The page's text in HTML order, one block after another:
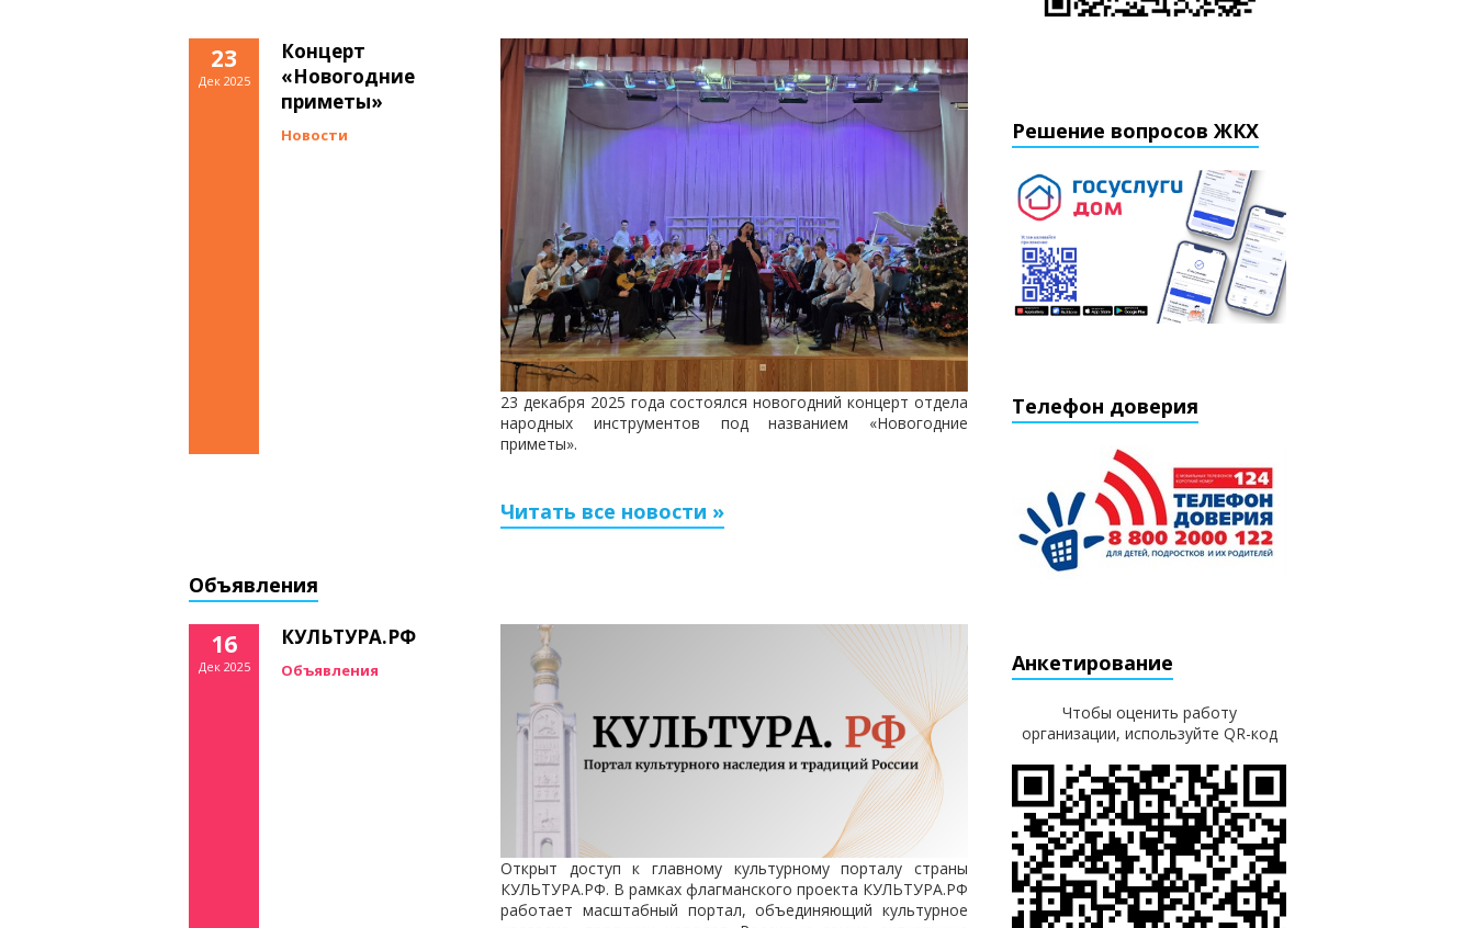
23
Дек 2025
Концерт
«Новогодние
приметы»
Новости
23 декабря 2025 года состоялся новогодний концерт отдела
народных инструментов под названием «Новогодние
приметы».
Читать все новости »
Объявления
16
Дек 2025
КУЛЬТУРА.РФ
Объявления
Открыт доступ к главному культурному порталу страны
КУЛЬТУРА.РФ. В рамках флагманского проекта КУЛЬТУРА.РФ
работает масштабный портал, объединяющий культурное
Решение вопросов ЖКХ
Телефон доверия
Анкетирование
Чтобы оценить работу
организации, используйте QR-код